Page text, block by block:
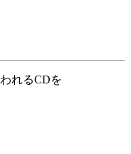
れるCDを